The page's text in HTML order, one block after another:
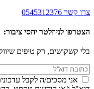
צרו קשר 0545312376
הצטרפו לניוזלטר יחסי ציבור:
בלי קשקושים, רק טיפים
אני מסכים/ה לקבל